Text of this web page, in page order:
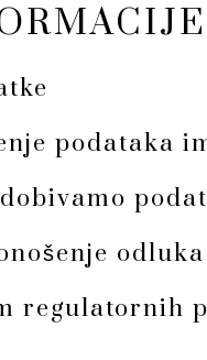
podataka
regulatornih